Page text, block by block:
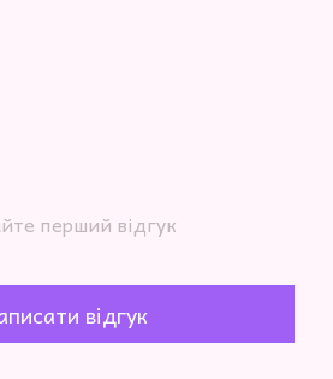
перший відгук
відгук